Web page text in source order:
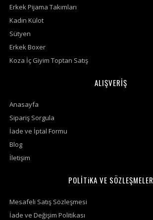
Erkek Pijama Takımları
Kadın Külot
Sütyen
Erkek Boxer
Koza İç Giyim Toptan Satış
ALIŞVERİŞ
Anasayfa
Sipariş Sorgula
İade ve İptal Formu
Blog
İletişim
POLİTiKA VE SÖZLEŞMELER
Mesafeli Satış Sözleşmesi
İade ve Değişim Politikası